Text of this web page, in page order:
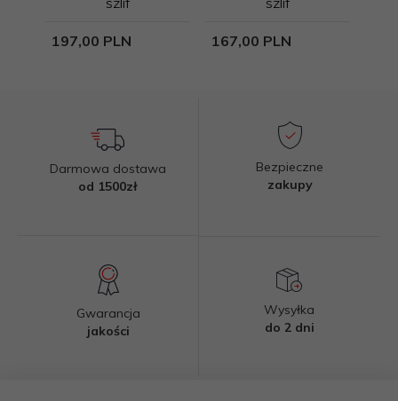
197,00 PLN 167,00 PLN
Darmowa dostawa
od 1500zł
Bezpieczne
zakupy
Gwarancja
jakości
Wysyłka
do 2 dni